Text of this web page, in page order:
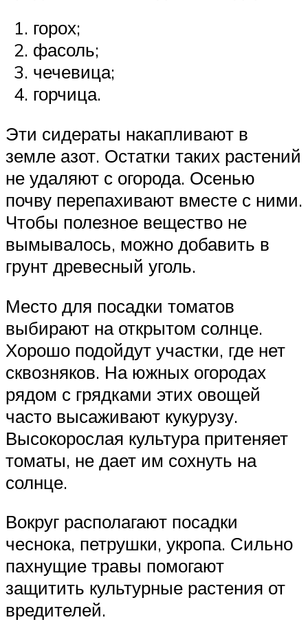
горох;
фасоль;
чечевица;
горчица.
Эти сидераты накапливают в
земле азот. Остатки таких растений
не удаляют с огорода. Осенью
почву перепахивают вместе с ними.
Чтобы полезное вещество не
вымывалось, можно добавить в
грунт древесный уголь.
Место для посадки томатов
выбирают на открытом солнце.
Хорошо подойдут участки, где нет
сквозняков. На южных огородах
рядом с грядками этих овощей
часто высаживают кукурузу.
Высокорослая культура притеняет
томаты, не дает им сохнуть на
солнце.
Вокруг располагают посадки
чеснока, петрушки, укропа. Сильно
пахнущие травы помогают
защитить культурные растения от
вредителей.